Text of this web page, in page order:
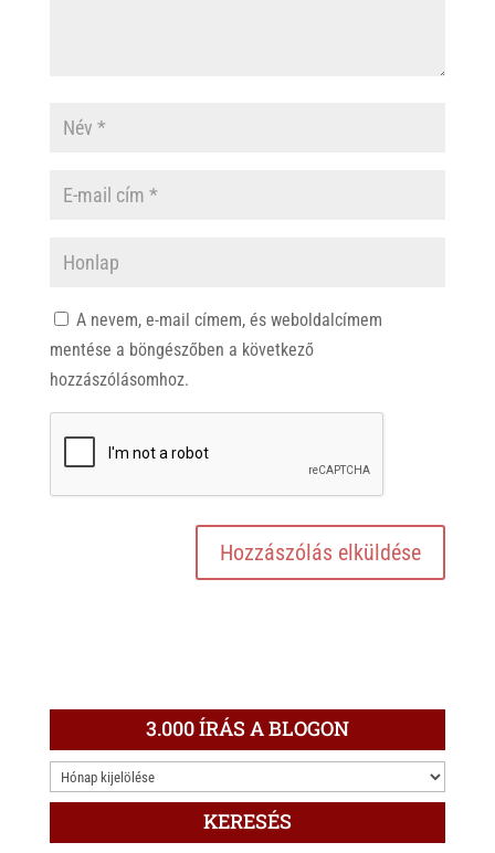
A nevem, e-mail címem, és weboldalcímem
mentése a böngészőben a következő
hozzászólásomhoz.
3.000 ÍRÁS A BLOGON
3.000
ÍRÁS
KERESÉS